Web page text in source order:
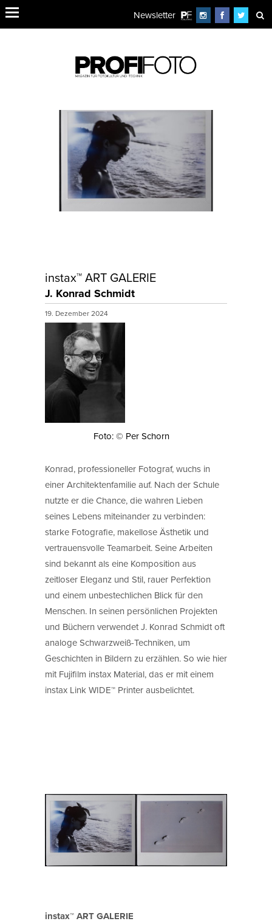
Newsletter
instax™ ART GALERIE
J. Konrad Schmidt
19. Dezember 2024
Foto: © Per Schorn
Konrad, professioneller Fotograf, wuchs in
einer Architektenfamilie auf. Nach der Schule
nutzte er die Chance, die wahren Lieben
seines Lebens miteinander zu verbinden:
starke Fotografie, makellose Ästhetik und
vertrauensvolle Teamarbeit. Seine Arbeiten
sind bekannt als eine Komposition aus
zeitloser Eleganz und Stil, rauer Perfektion
und einem unbestechlichen Blick für den
Menschen. In seinen persönlichen Projekten
und Büchern verwendet J. Konrad Schmidt oft
analoge Schwarzweiß-Techniken, um
Geschichten in Bildern zu erzählen. So wie hier
mit Fujifilm instax Material, das er mit einem
instax Link WIDE™ Printer ausbelichtet.
instax™ ART GALERIE